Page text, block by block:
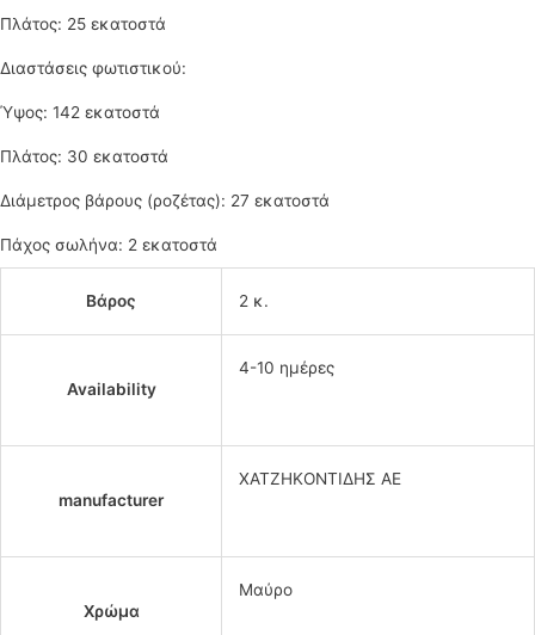
Πλάτος: 25 εκατοστά
Διαστάσεις φωτιστικού:
Ύψος: 142 εκατοστά
Πλάτος: 30 εκατοστά
Διάμετρος βάρους (ροζέτας): 27 εκατοστά
Πάχος σωλήνα: 2 εκατοστά
Βάρος 2 κ.
Availability
4-10 ημέρες
manufacturer
ΧΑΤΖΗΚΟΝΤΙΔΗΣ ΑΕ
Χρώμα
Μαύρο